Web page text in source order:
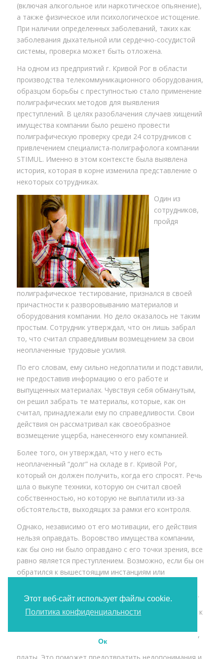
(включая алкогольное или наркотическое опьянение),
а также физическое или психологическое истощение.
При наличии определенных заболеваний, таких как
заболевания дыхательной или сердечно-сосудистой
системы, проверка может быть отложена.
На одном из предприятий г. Кривой Рог в области
производства телекоммуникационного оборудования,
образцом борьбы с преступностью стало применение
полиграфических методов для выявления
преступлений. В целях разоблачения случаев хищений
имущества компании было решено провести
полиграфическую проверку среди 24 сотрудников с
привлечением специалиста-полиграфолога компании
STIMUL. Именно в этом контексте была выявлена
история, которая в корне изменила представление о
некоторых сотрудниках.
Один из
сотрудников,
пройдя
полиграфическое тестирование, признался в своей
причастности к разворовыванию материалов и
оборудования компании. Но дело оказалось не таким
простым. Сотрудник утверждал, что он лишь забрал
то, что считал справедливым возмещением за свои
неоплаченные трудовые усилия.
По его словам, ему сильно недоплатили и подставили,
не предоставив информацию о его работе и
выпущенных материалах. Чувствуя себя обманутым,
он решил забрать те материалы, которые, как он
считал, принадлежали ему по справедливости. Свои
действия он рассматривал как своеобразное
возмещение ущерба, нанесенного ему компанией.
Более того, он утверждал, что у него есть
неоплаченный “долг” на складе в г. Кривой Рог,
который он должен получить, когда его спросят. Речь
шла о выкупе техники, которую он считал своей
собственностью, но которую не выплатили из-за
обстоятельств, выходящих за рамки его контроля.
Однако, независимо от его мотивации, его действия
нельзя оправдать. Воровство имущества компании,
как бы оно ни было оправдано с его точки зрения, все
равно является преступлением. Возможно, если бы он
обратился к вышестоящим инстанциям или
решения конфликта, ситуация разрешилась бы иначе.
Для предотвращения подобных ситуаций в будущем, к
информирование сотрудников о своей деятельности,
процессах производства и структуре заработной
Этот веб-сайт использует файлы cookie.
Политика конфиденциальности
Ок